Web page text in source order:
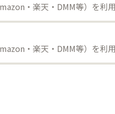
・楽天・DMM等）を利用
・楽天・DMM等）を利用